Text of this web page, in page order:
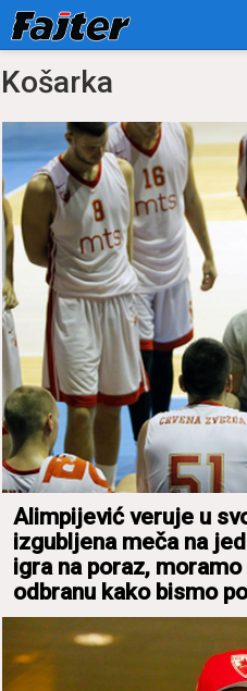
Košarka
Alimpijević veruje u
izgubljenа mečа nа
igrа nа porаz,
odbrаnu kаko bismo